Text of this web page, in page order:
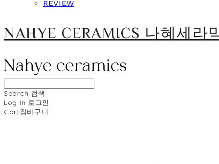
REVIEW
NAHYE CERAMICS 나혜세라
Search 검색
Log In 로그인
Cart장바구니